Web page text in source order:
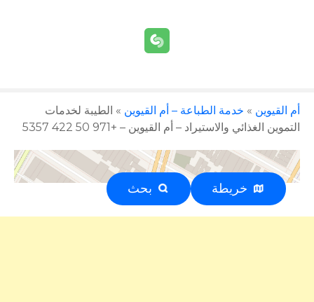
أم القيوين » خدمة الطباعة – أم القيوين » الطيبة لخدمات
التموين الغذائي والاستيراد – أم القيوين – +971 50 422 5357
خريطة بحثإعلان